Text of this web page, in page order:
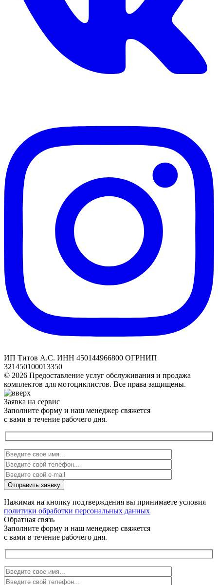
ИП Титов А.С. ИНН 450144966800 ОГРНИП
321450100013350
© 2026 Предоставление услуг обслуживания и продажа
комплектов для мотоциклистов. Все права защищены.
Заявка на сервис
Заполните форму и наш менеджер свяжется
с вами в течение рабочего дня.
Нажимая на кнопку подтверждения вы принимаете условия
политики обработки персональных данных
Обратная связь
Заполните форму и наш менеджер свяжется
с вами в течение рабочего дня.